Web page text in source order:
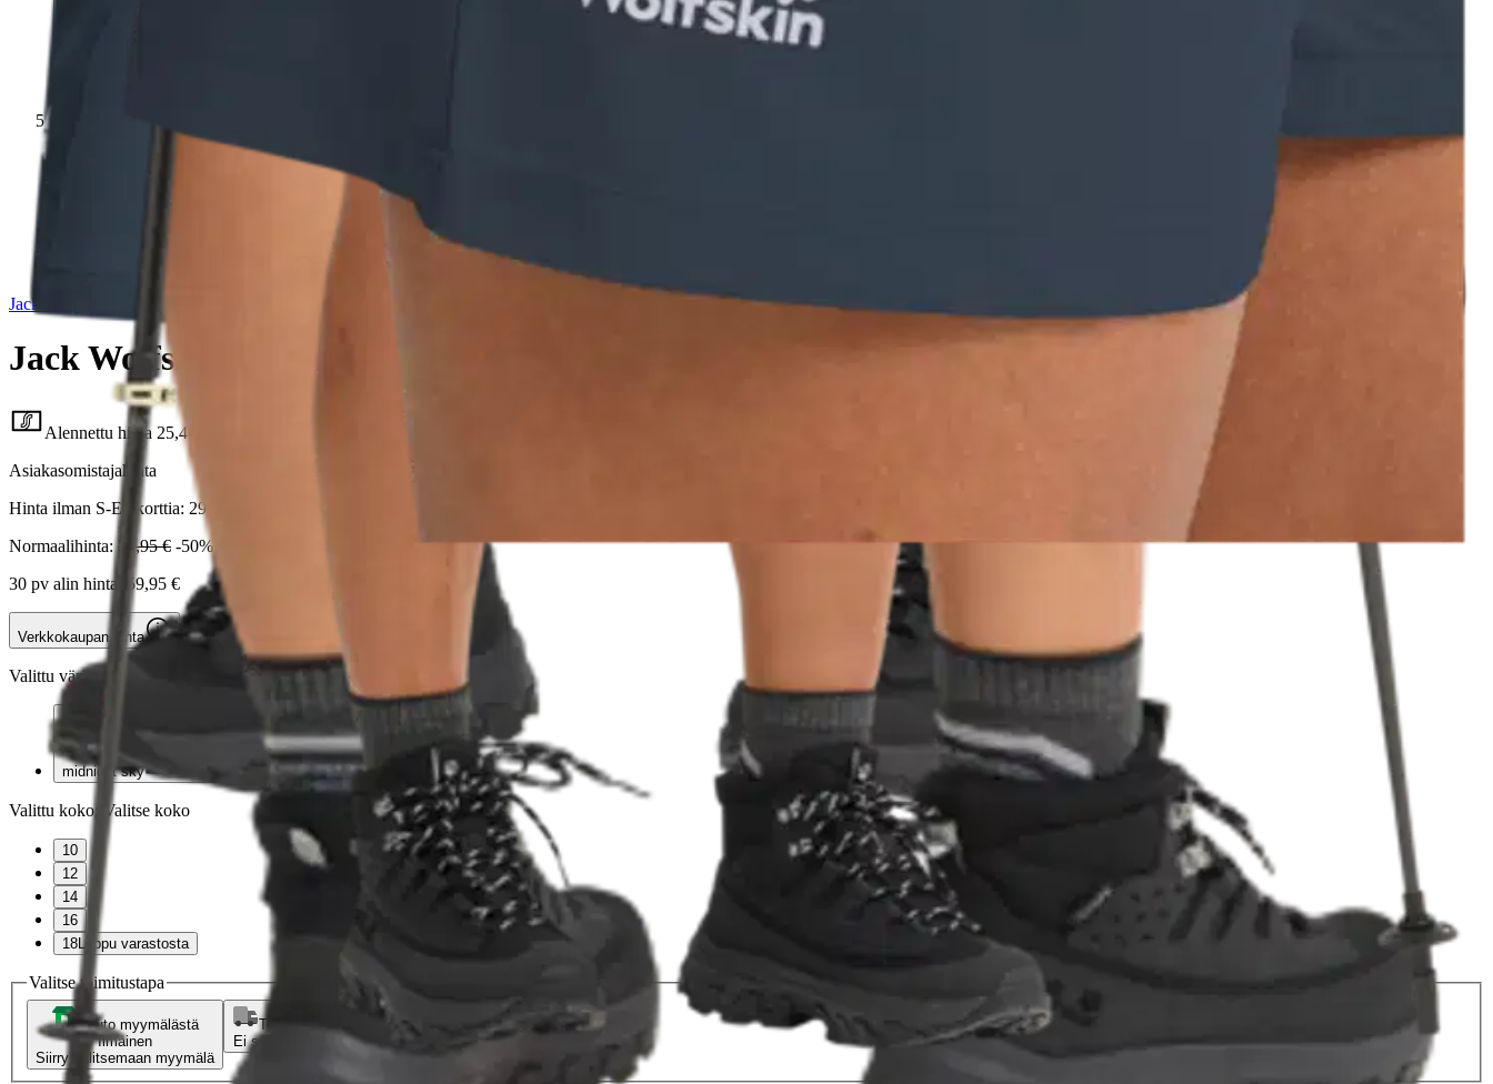
Jack Wolfskin
Jack Wolfskin naisten shortsit Prelight Pulse
Alennettu hinta 25,46 €
Asiakasomistajahinta
Hinta ilman S-Etukorttia: 29,95 €
Normaalihinta:59,95 € -50%
30 pv alin hinta:
59,95 €
Verkkokaupan hinta
Valittu väri:
midnight sky
Valittu koko: Valitse koko
10
12
14
16
18Loppu varastosta
Valitse toimitustapa
Nouto myymälästä
Ilmainen
Siirry valitsemaan myymälä
Toimitus
Ei saatavilla